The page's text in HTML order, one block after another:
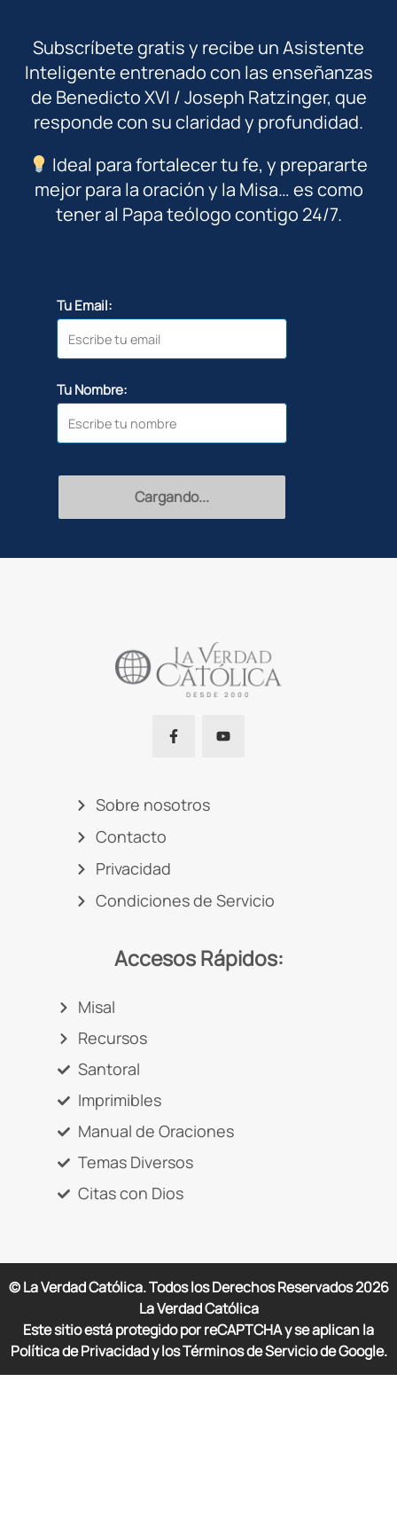
Subscríbete gratis y recibe un Asistente
Inteligente entrenado con las enseñanzas
de Benedicto XVI / Joseph Ratzinger, que
responde con su claridad y profundidad.
Ideal para fortalecer tu fe, y prepararte
mejor para la oración y la Misa… es como
tener al Papa teólogo contigo 24/7.
Tu Email:
Tu Nombre:
Recibir
Sobre nosotros
Contacto
Privacidad
Condiciones de Servicio
Accesos Rápidos:
Misal
Recursos
Santoral
Imprimibles
Manual de Oraciones
Temas Diversos
Citas con Dios
© La Verdad Católica. Todos los Derechos Reservados2026
La Verdad Católica
Este sitio está protegido por reCAPTCHA y se aplican la
Política de Privacidad y los Términos de Servicio de Google.